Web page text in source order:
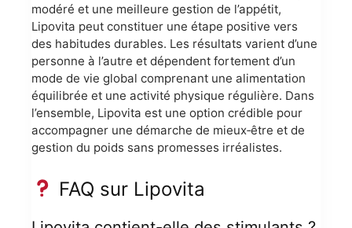
modéré et une meilleure gestion de l’appétit,
Lipovita peut constituer une étape positive vers
des habitudes durables. Les résultats varient d’une
personne à l’autre et dépendent fortement d’un
mode de vie global comprenant une alimentation
équilibrée et une activité physique régulière. Dans
l’ensemble, Lipovita est une option crédible pour
accompagner une démarche de mieux‑être et de
gestion du poids sans promesses irréalistes.
FAQ sur Lipovita